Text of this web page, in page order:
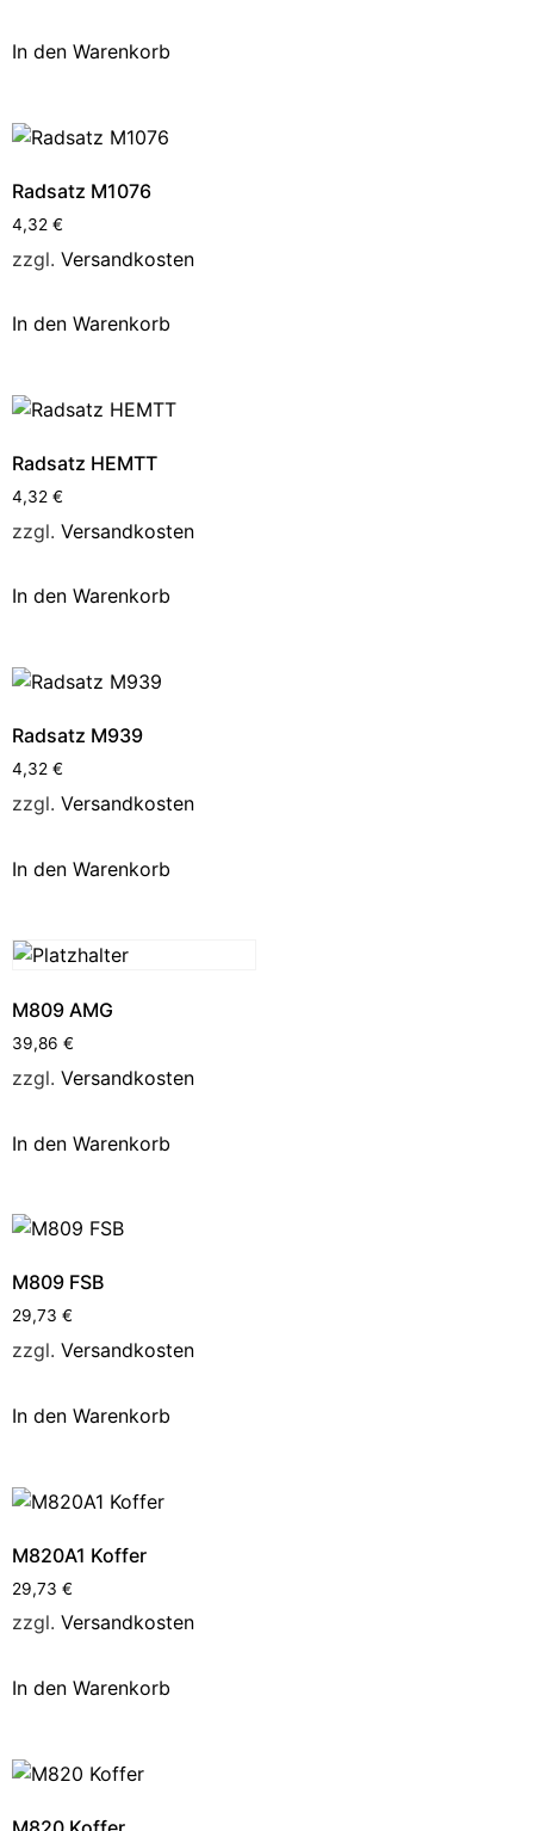
In den Warenkorb
Radsatz M1076
4,32 €
zzgl. Versandkosten
In den Warenkorb
Radsatz HEMTT
4,32 €
zzgl. Versandkosten
In den Warenkorb
Radsatz M939
4,32 €
zzgl. Versandkosten
In den Warenkorb
M809 AMG
39,86 €
zzgl. Versandkosten
In den Warenkorb
M809 FSB
29,73 €
zzgl. Versandkosten
In den Warenkorb
M820A1 Koffer
29,73 €
zzgl. Versandkosten
In den Warenkorb